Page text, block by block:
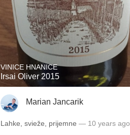
VINICE HNANICE
Irsai Oliver 2015
Marian Jancarik
Lahke, svieže, prijemne — 10 years ago